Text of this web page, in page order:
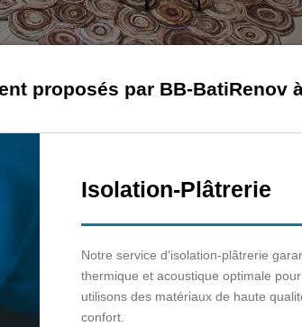
proposés par BB-BatiRenov
Isolation-Plâtrerie
Notre service d'isolation-plâtrerie
thermique et acoustique optimale
utilisons des matériaux de haute
confort.